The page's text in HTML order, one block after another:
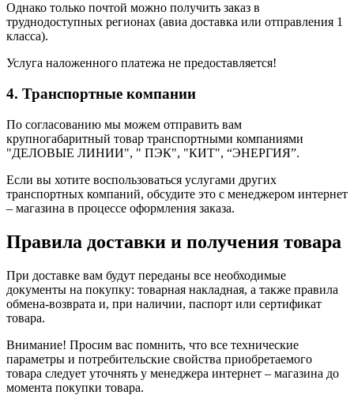
Однако только почтой можно получить заказ в
труднодоступных регионах (авиа доставка или отправления 1
класса).
Услуга наложенного платежа не предоставляется!
4. Транспортные компании
По согласованию мы можем отправить вам
крупногабаритный товар транспортными компаниями
"ДЕЛОВЫЕ ЛИНИИ", " ПЭК", "КИТ", “ЭНЕРГИЯ”.
Если вы хотите воспользоваться услугами других
транспортных компаний, обсудите это с менеджером интернет
– магазина в процессе оформления заказа.
Правила доставки и получения товара
При доставке вам будут переданы все необходимые
документы на покупку: товарная накладная, а также правила
обмена-возврата и, при наличии, паспорт или сертификат
товара.
Внимание! Просим вас помнить, что все технические
параметры и потребительские свойства приобретаемого
товара следует уточнять у менеджера интернет – магазина до
момента покупки товара.